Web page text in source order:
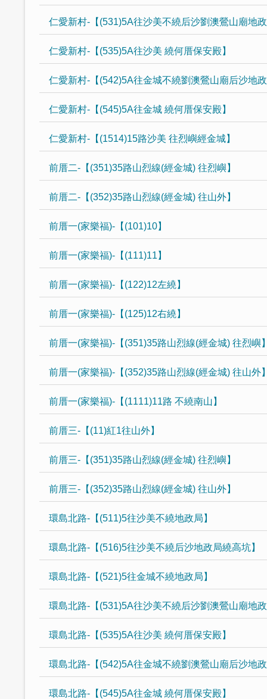
仁愛新村-【(531)5A往沙美不繞后沙劉澳鶯山廟地
仁愛新村-【(535)5A往沙美 繞何厝保安殿】
仁愛新村-【(542)5A往金城不繞劉澳鶯山廟后沙地
仁愛新村-【(545)5A往金城 繞何厝保安殿】
仁愛新村-【(1514)15路沙美 往烈嶼經金城】
前厝二-【(351)35路山烈線(經金城) 往烈嶼】
前厝二-【(352)35路山烈線(經金城) 往山外】
前厝一(家樂福)-【(101)10】
前厝一(家樂福)-【(111)11】
前厝一(家樂福)-【(122)12左繞】
前厝一(家樂福)-【(125)12右繞】
前厝一(家樂福)-【(351)35路山烈線(經金城) 往烈嶼
前厝一(家樂福)-【(352)35路山烈線(經金城) 往山外
前厝一(家樂福)-【(1111)11路 不繞南山】
前厝三-【(11)紅1往山外】
前厝三-【(351)35路山烈線(經金城) 往烈嶼】
前厝三-【(352)35路山烈線(經金城) 往山外】
環島北路-【(511)5往沙美不繞地政局】
環島北路-【(516)5往沙美不繞后沙地政局繞高坑】
環島北路-【(521)5往金城不繞地政局】
環島北路-【(531)5A往沙美不繞后沙劉澳鶯山廟地
環島北路-【(535)5A往沙美 繞何厝保安殿】
環島北路-【(542)5A往金城不繞劉澳鶯山廟后沙地
環島北路-【(545)5A往金城 繞何厝保安殿】